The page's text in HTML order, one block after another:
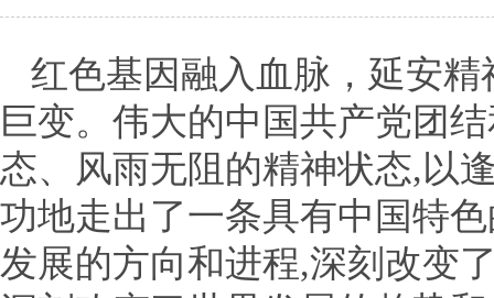
红色基因融入血脉，延安
巨变。伟大的中国共产党团
态、风雨无阻的精神状态,以
功地走出了一条具有中国特
发展的方向和进程,深刻改变